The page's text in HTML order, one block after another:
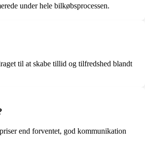
under hele bilkøbsprocessen.
til at skabe tillid og tilfredshed blandt
end forventet, god kommunikation